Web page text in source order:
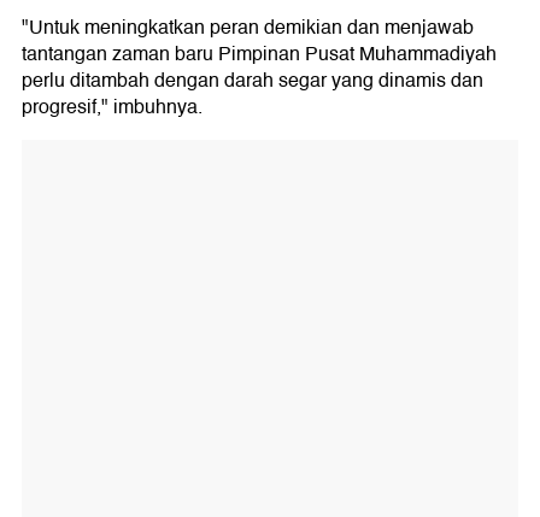
"Untuk meningkatkan peran demikian dan menjawab
tantangan zaman baru Pimpinan Pusat Muhammadiyah
perlu ditambah dengan darah segar yang dinamis dan
progresif," imbuhnya.